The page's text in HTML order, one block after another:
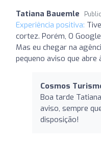
Tatiana Bauemle
Experiência positiva:
cortez. Porém, O
Mas eu chegar na
pequeno aviso que abre
Cosmos
Boa tarde
aviso, sempre
disposição!